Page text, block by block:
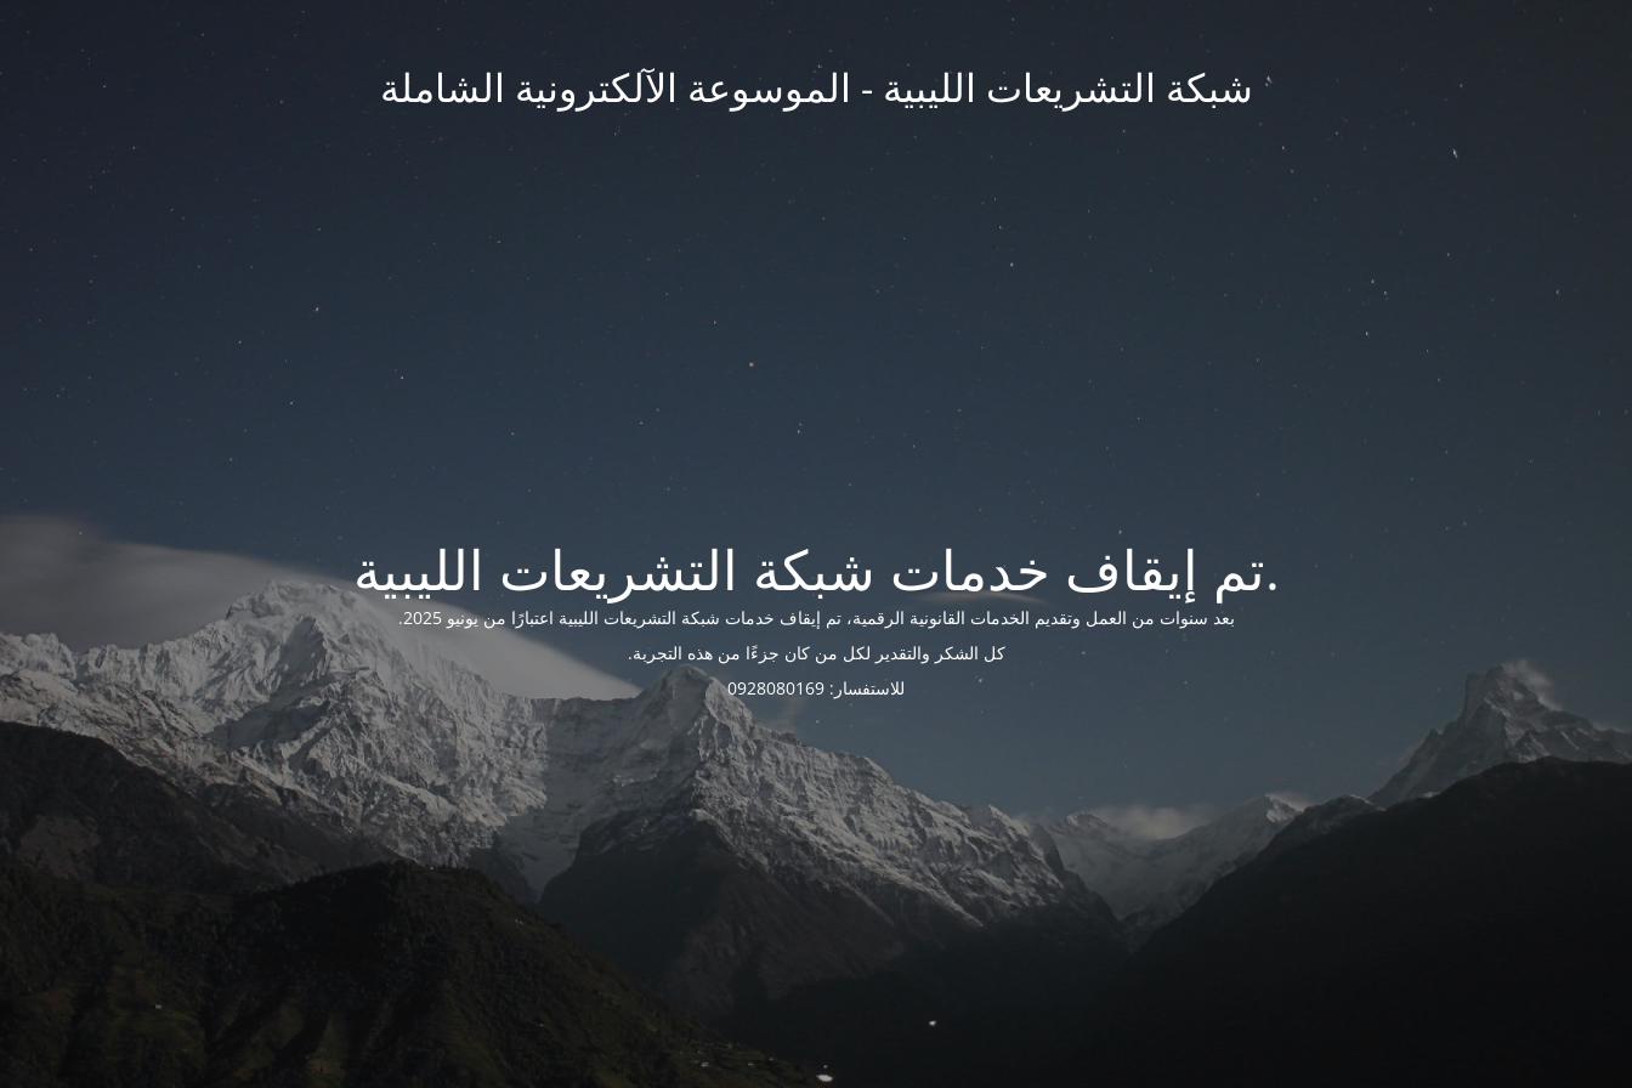
شبكة التشريعات الليبية - الموسوعة الآلكترونية الشاملة
تم إيقاف خدمات شبكة التشريعات الليبية.
بعد سنوات من العمل وتقديم الخدمات القانونية الرقمية، تم إيقاف خدمات شبكة التشريعات الليبية اعتبارًا من يونيو 2025.
كل الشكر والتقدير لكل من كان جزءًا من هذه التجربة.
للاستفسار: 0928080169